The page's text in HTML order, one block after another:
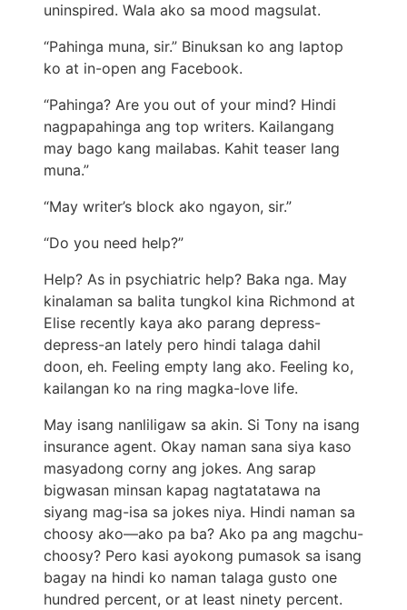
uninspired. Wala ako sa mood magsulat.
“Pahinga muna, sir.” Binuksan ko ang laptop
ko at in-open ang Facebook.
“Pahinga? Are you out of your mind? Hindi
nagpapahinga ang top writers. Kailangang
may bago kang mailabas. Kahit teaser lang
muna.”
“May writer’s block ako ngayon, sir.”
“Do you need help?”
Help? As in psychiatric help? Baka nga. May
kinalaman sa balita tungkol kina Richmond at
Elise recently kaya ako parang depress-
depress-an lately pero hindi talaga dahil
doon, eh. Feeling empty lang ako. Feeling ko,
kailangan ko na ring magka-love life.
May isang nanliligaw sa akin. Si Tony na isang
insurance agent. Okay naman sana siya kaso
masyadong corny ang jokes. Ang sarap
bigwasan minsan kapag nagtatatawa na
siyang mag-isa sa jokes niya. Hindi naman sa
choosy ako—ako pa ba? Ako pa ang magchu-
choosy? Pero kasi ayokong pumasok sa isang
bagay na hindi ko naman talaga gusto one
hundred percent, or at least ninety percent.